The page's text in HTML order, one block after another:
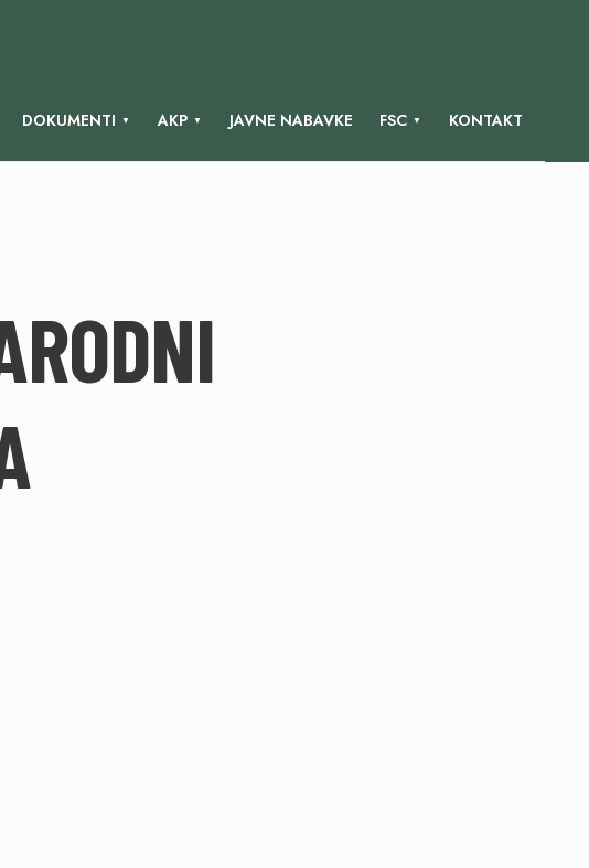
DOKUMENTI AKP JAVNE NABAVKE FSC KONTAKT